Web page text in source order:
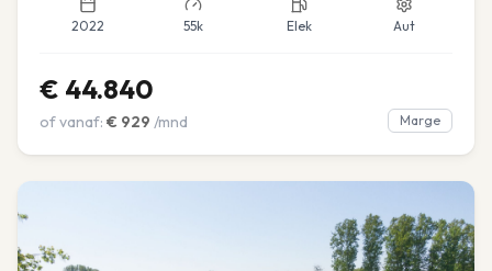
2022 55k Elek Aut
€ 44.840
of vanaf: € 929 /mnd Marge